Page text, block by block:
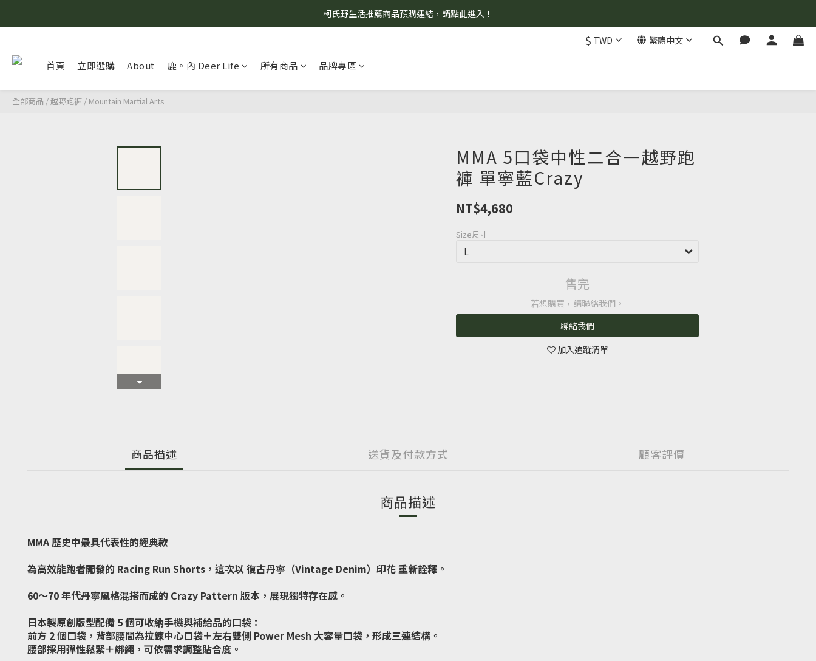
8/7 當天暫停開放工作室。請見諒！
柯氏野生活推薦商品預購連結，請點此進入！
$ TWD 繁體中文
首頁 立即選購 About 鹿。內 Deer Life 所有商品 品牌專區
全部商品 /越野跑褲 / Mountain Martial Arts
MMA 5口袋中性二合一越野跑
褲 單寧藍Crazy
NT$4,680
Size尺寸
售完
若想購買，請聯絡我們。
聯絡我們
加入追蹤清單
商品描述 送貨及付款方式 顧客評價
商品描述
MMA 歷史中最具代表性的經典款
為高效能跑者開發的 Racing Run Shorts，這次以 復古丹寧（Vintage Denim）印花 重新詮釋。
60～70 年代丹寧風格混搭而成的 Crazy Pattern 版本，展現獨特存在感。
日本製原創版型配備 5 個可收納手機與補給品的口袋：
前方 2 個口袋，背部腰間為拉鍊中心口袋＋左右雙側 Power Mesh 大容量口袋，形成三連結構。
腰部採用彈性鬆緊＋綁繩，可依需求調整貼合度。